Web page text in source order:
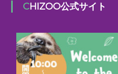
CHIZOO公式サイト